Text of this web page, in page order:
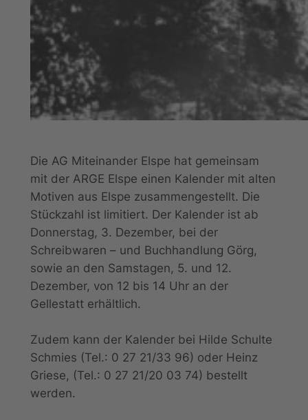
Die AG Miteinander Elspe hat gemeinsam
mit der ARGE Elspe einen Kalender mit alten
Motiven aus Elspe zusammengestellt. Die
Stückzahl ist limitiert. Der Kalender ist ab
Donnerstag, 3. Dezember, bei der
Schreibwaren – und Buchhandlung Görg,
sowie an den Samstagen, 5. und 12.
Dezember, von 12 bis 14 Uhr an der
Gellestatt erhältlich.
Zudem kann der Kalender bei Hilde Schulte
Schmies (Tel.: 0 27 21/33 96) oder Heinz
Griese, (Tel.: 0 27 21/20 03 74) bestellt
werden.